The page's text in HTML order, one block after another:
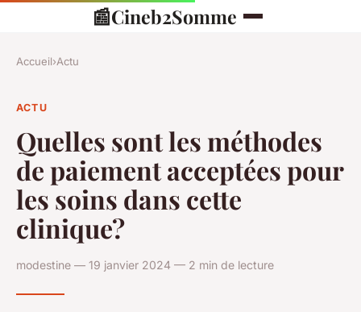
📰Cineb2Somme
Accueil›Actu
ACTU
Quelles sont les méthodes
de paiement acceptées pour
les soins dans cette
clinique?
modestine — 19 janvier 2024 — 2 min de lecture